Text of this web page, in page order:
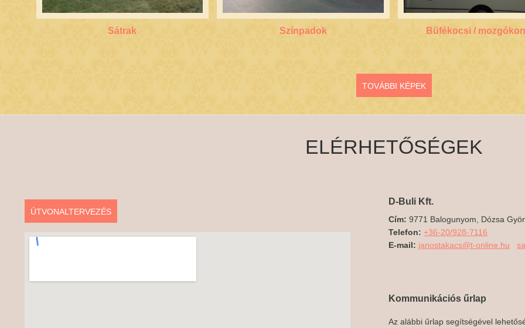
Sátrak Színpadok Büfékocsi /
TOVÁBBI KÉPEK
ELÉRHETŐSÉGEK
ÚTVONALTERVEZÉS
D-Buli Kft.
Cím: 9771 Balogunyom, Dózsa
Telefon: +36-20/928-7116
E-mail: janostakacs@t-online.hu
Kommunikációs űrlap
Az alábbi űrlap segítségével